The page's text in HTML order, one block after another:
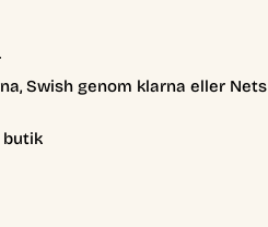
Swish genom klarna eller Nets
butik